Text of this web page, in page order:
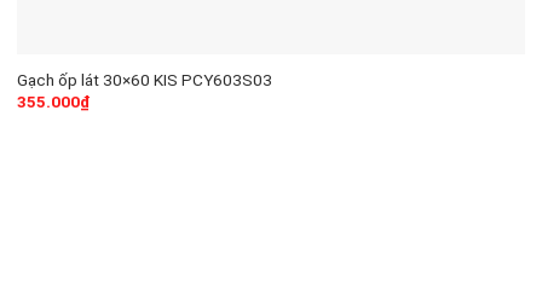
Gạch ốp lát 30×60 KIS PCY603S03
355.000₫